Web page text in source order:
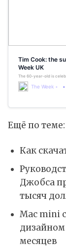
Tim Cook: the
Week UK
The 60-year-old is
The Week
Ещё по теме:
Как
Джобса
тысяч
Mac mini
месяцев